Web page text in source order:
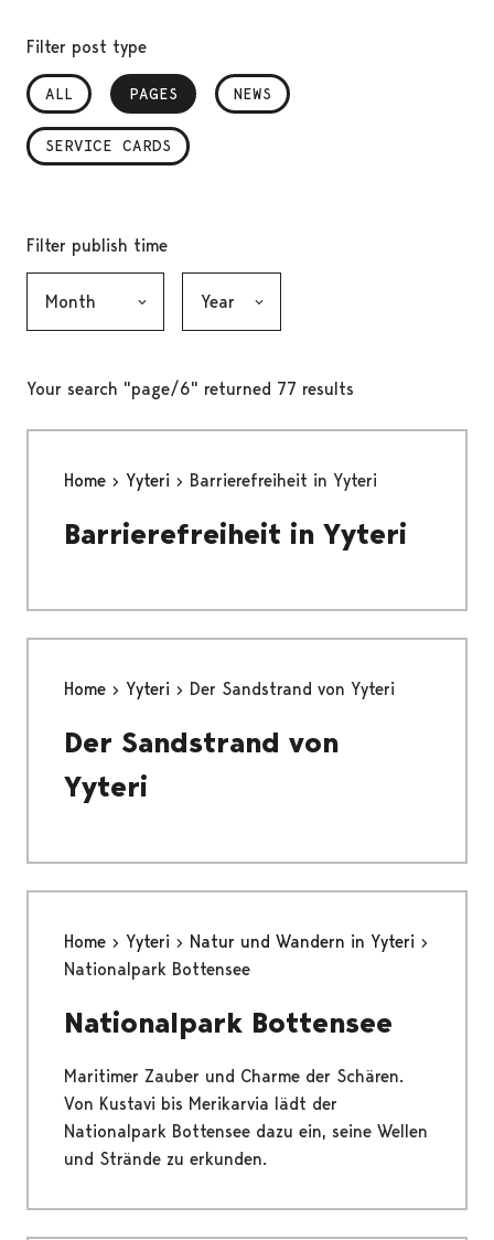
Filter post type
ALL PAGES
, SELECTED NEWS
SERVICE CARDS
Filter publish time
Your search "page/6" returned 77 results
Home Yyteri Barrierefreiheit in Yyteri
Barrierefreiheit in Yyteri
Home Yyteri Der Sandstrand von Yyteri
Der Sandstrand von
Yyteri
Home Yyteri
Natur und Wandern in Yyteri
Nationalpark Bottensee
Nationalpark Bottensee
Maritimer Zauber und Charme der Schären.
Von Kustavi bis Merikarvia lädt der
Nationalpark Bottensee dazu ein, seine Wellen
und Strände zu erkunden.